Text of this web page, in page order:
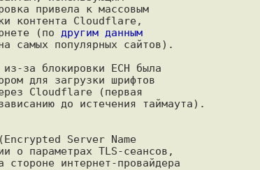
привела к массовым
контента Cloudflare,
(по другим данным
самых популярных сайтов).
за блокировки ECH была
для загрузки шрифтов
Cloudflare (первая
до истечения таймаута).
Server Name
о параметрах TLS-сеансов,
интернет-провайдера